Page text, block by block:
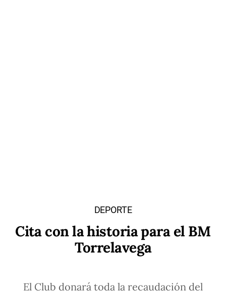
DEPORTE
Cita con la historia para el BM
Torrelavega
El Club donará toda la recaudación del